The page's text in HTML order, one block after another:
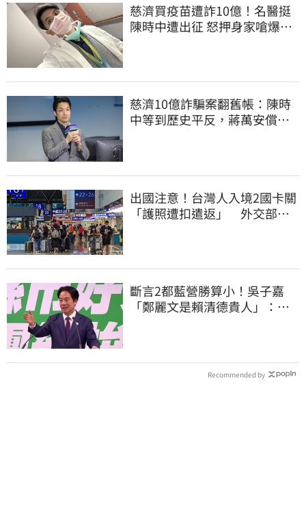
慈濟買疫苗遭詐10億！名醫挺
陳時中遭出征 怒押身家嗆爆藍
慈濟10億詐騙案翻舊帳：陳時
中等到歷史平反，蔣萬安償還
出國注意！台灣人入境2國卡關
「護照遭扣遣返」 外交部證
斷言2都藍營勝算小！吳子嘉
「鄭麗文是賴清德貴人」：保
Recommended by